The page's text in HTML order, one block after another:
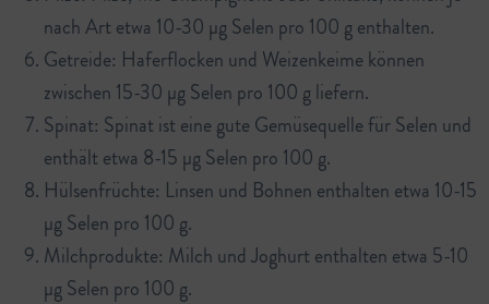
nach Art etwa 10-30 µg Selen pro 100 g enthalten.
Getreide: Haferflocken und Weizenkeime können
zwischen 15-30 µg Selen pro 100 g liefern.
Spinat: Spinat ist eine gute Gemüsequelle für Selen und
enthält etwa 8-15 µg Selen pro 100 g.
Hülsenfrüchte: Linsen und Bohnen enthalten etwa 10-15
µg Selen pro 100 g.
Milchprodukte: Milch und Joghurt enthalten etwa 5-10
µg Selen pro 100 g.